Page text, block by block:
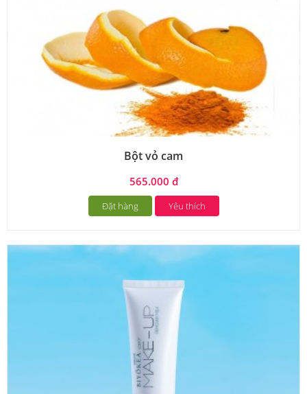
Bột vỏ cam
565.000 đ
Đặt hàng Yêu thích